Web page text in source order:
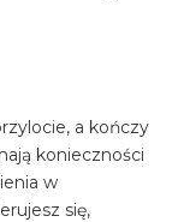
a kończy
konieczności
w
się,